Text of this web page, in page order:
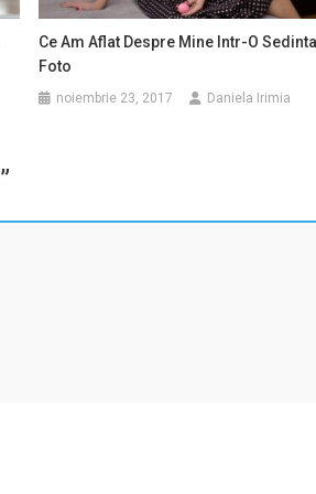
Ce Am Aflat Despre Mine Intr-O
Foto
noiembrie 23, 2017 Daniela Irimia
”